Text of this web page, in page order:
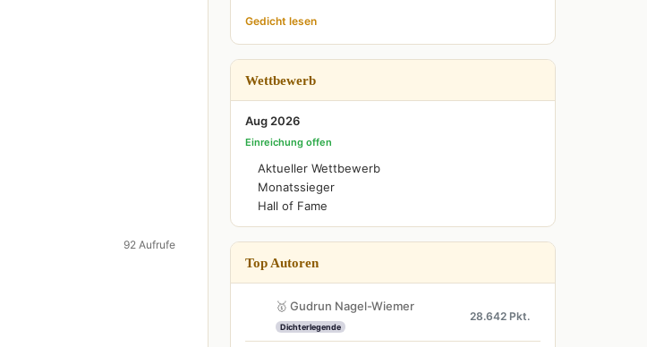
92 Aufrufe
Gedicht lesen
Wettbewerb
Aug 2026
Einreichung offen
Aktueller Wettbewerb
Monatssieger
Hall of Fame
Top Autoren
🥇 Gudrun Nagel-Wiemer
Dichterlegende
28.642 Pkt.